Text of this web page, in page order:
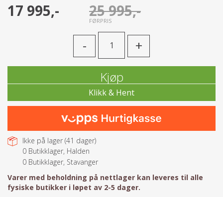
17 995,- 25 995,-
FØRPRIS
- +
Kjøp
Ikke på lager (41 dager)
0 Butikklager, Halden
0 Butikklager, Stavanger
Varer med beholdning på nettlager kan leveres til alle
fysiske butikker i løpet av 2-5 dager.